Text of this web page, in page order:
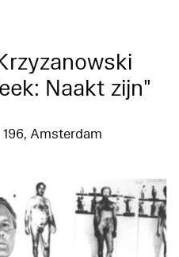
Naakt zijn"
196, Amsterdam